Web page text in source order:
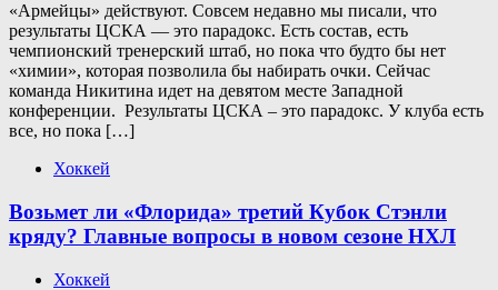
«Армейцы» действуют. Совсем недавно мы писали, что
результаты ЦСКА — это парадокс. Есть состав, есть
чемпионский тренерский штаб, но пока что будто бы нет
«химии», которая позволила бы набирать очки. Сейчас
команда Никитина идет на девятом месте Западной
конференции. Результаты ЦСКА – это парадокс. У клуба есть
все, но пока […]
Хоккей
Возьмет ли «Флорида» третий Кубок Стэнли
кряду? Главные вопросы в новом сезоне НХЛ
Хоккей